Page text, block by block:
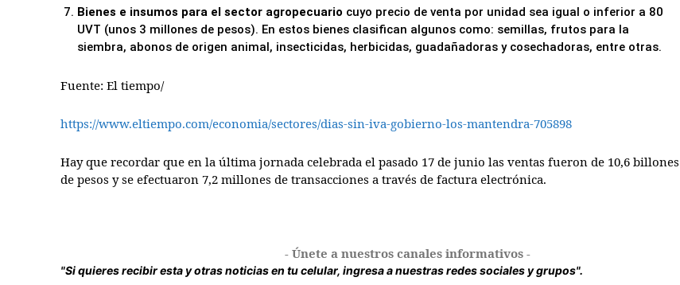
Bienes e insumos para el sector agropecuario cuyo precio de venta por unidad sea igual o inferior a 80
UVT (unos 3 millones de pesos). En estos bienes clasifican algunos como: semillas, frutos para la
siembra, abonos de origen animal, insecticidas, herbicidas, guadañadoras y cosechadoras, entre otras.
Fuente: El tiempo/
https://www.eltiempo.com/economia/sectores/dias-sin-iva-gobierno-los-mantendra-705898
Hay que recordar que en la última jornada celebrada el pasado 17 de junio las ventas fueron de 10,6 billones
de pesos y se efectuaron 7,2 millones de transacciones a través de factura electrónica.
- Únete a nuestros canales informativos -
"Si quieres recibir esta y otras noticias en tu celular, ingresa a nuestras redes sociales y grupos".